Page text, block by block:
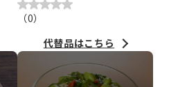
（0）
代替品はこちら